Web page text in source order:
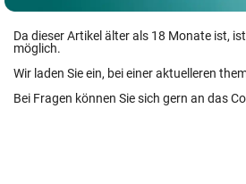
Da dieser Artikel älter als 18 Monate ist,
möglich.
Wir laden Sie ein, bei einer aktuelleren
Bei Fragen können Sie sich gern an das